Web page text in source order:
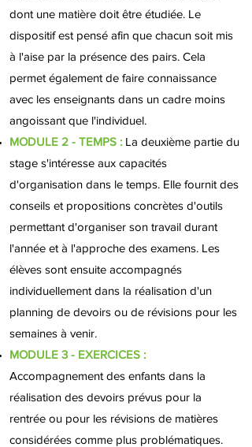
dont une matière doit être étudiée. Le
dispositif est pensé afin que chacun soit mis
à l'aise par la présence des pairs. Cela
permet également de faire connaissance
avec les enseignants dans un cadre moins
angoissant que l'individuel.
MODULE 2 - TEMPS : La deuxième partie du
stage s'intéresse aux capacités
d'organisation dans le temps. Elle fournit des
conseils et propositions concrètes d'outils
permettant d'organiser son travail durant
l'année et à l'approche des examens. Les
élèves sont ensuite accompagnés
individuellement dans la réalisation d'un
planning de devoirs ou de révisions pour les
semaines à venir.
MODULE 3 - EXERCICES :
Accompagnement des enfants dans la
réalisation des devoirs prévus pour la
rentrée ou pour les révisions de matières
considérées comme plus problématiques.